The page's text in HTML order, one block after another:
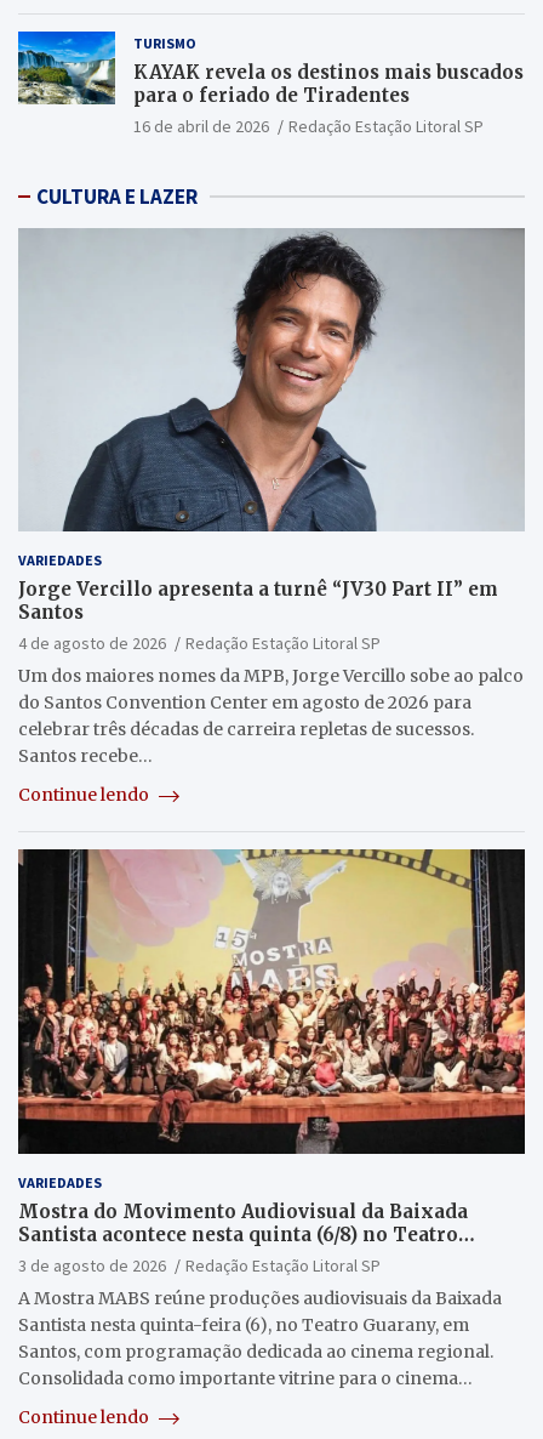
TURISMO
KAYAK revela os destinos mais buscados
para o feriado de Tiradentes
16 de abril de 2026 Redação Estação Litoral SP
CULTURA E LAZER
VARIEDADES
Jorge Vercillo apresenta a turnê “JV30 Part II” em
Santos
4 de agosto de 2026
Redação Estação Litoral SP
Um dos maiores nomes da MPB, Jorge Vercillo sobe ao palco
do Santos Convention Center em agosto de 2026 para
celebrar três décadas de carreira repletas de sucessos.
Santos recebe…
Continue lendo
VARIEDADES
Mostra do Movimento Audiovisual da Baixada
Santista acontece nesta quinta (6/8) no Teatro
Guarany
3 de agosto de 2026
Redação Estação Litoral SP
A Mostra MABS reúne produções audiovisuais da Baixada
Santista nesta quinta-feira (6), no Teatro Guarany, em
Santos, com programação dedicada ao cinema regional.
Consolidada como importante vitrine para o cinema…
Continue lendo